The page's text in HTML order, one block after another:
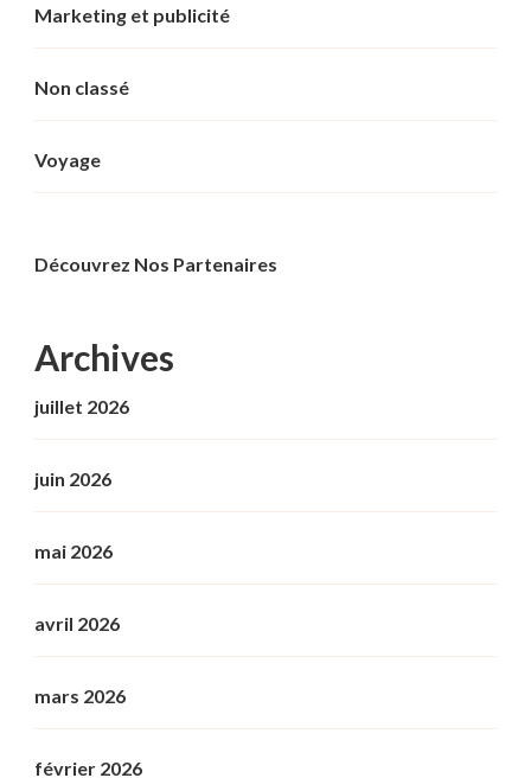
Marketing et publicité
Non classé
Voyage
Découvrez Nos Partenaires
Archives
juillet 2026
juin 2026
mai 2026
avril 2026
mars 2026
février 2026